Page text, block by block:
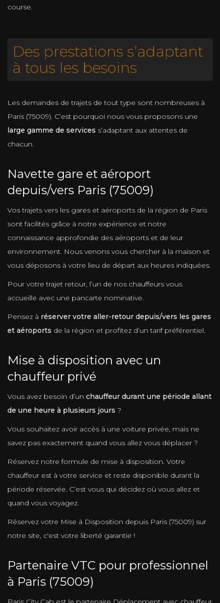
course.
Des prestations s’adaptant
à tous les besoins
Les demandes de trajets de tout type sont nombreuses à
Paris (75009). C’est pourquoi nous vous proposons une
large gamme de services s’adaptant aux attentes de
chacun.
Navette gare et aéroport
depuis/vers Paris (75009)
Vos trajets vers les gares et aéroports de la région de Paris
sont facilités grâce à notre expérience et notre
connaissance approfondie des aéroports et de leur
environnement. Nous venons vous chercher à la maison et
vous déposons à votre lieu de départ aux heures indiquées.
Pour votre trajet retour, l’un de nos chauffeurs vous
accueille avec une pancarte nominative.
Pensez à réserver votre aller-retour depuis/vers les gares
et aéroports de la région et profitez d’un tarif préférentiel.
Mise à disposition avec un
chauffeur privé
Vous avez besoin d’un chauffeur durant une période allant
de une heure à plusieurs jours ?
Vous souhaitez avoir accès à une voiture privée, mais ne
savez pas exactement quand vous allez vous déplacer ?
Réservez notre formule de mise à disposition. Votre
chauffeur est à votre service et reste disponible durant la
période réservée. C’est vous qui décidez où vous allez et
quand vous voyagez.
Réservez votre Mise à Disposition depuis Paris (75009) sur
notre site, c'est votre liberté garantie !
Partenaire VTC pour professionnel
à Paris (75009)